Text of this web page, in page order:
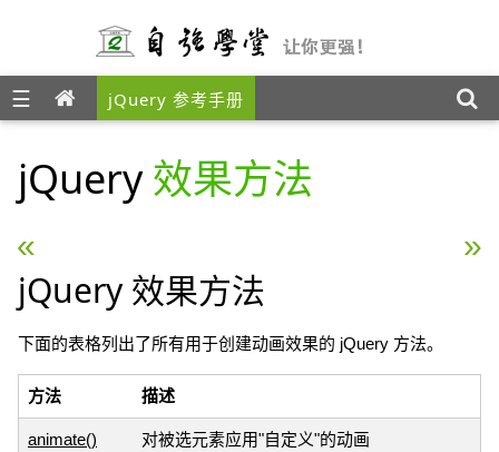
☰ jQuery 参考手册
jQuery效果方法
« jQuery 事件方法 jQuery HTML / CSS 方
jQuery 效果方法
下面的表格列出了所有用于创建动画效果的 jQuery 方法。
方法 描述
animate() 对被选元素应用"自定义"的动画